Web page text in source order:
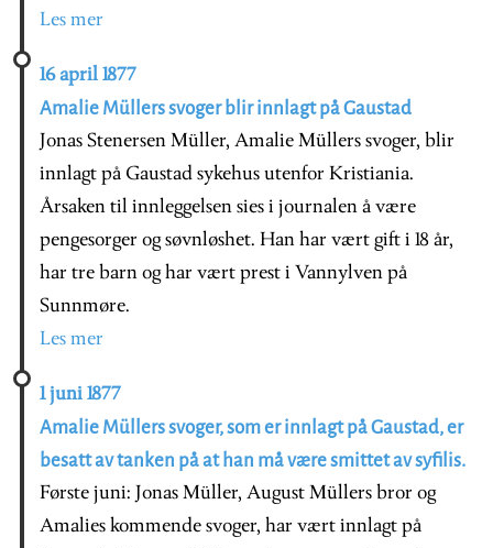
Les mer
16 april 1877
Amalie Müllers svoger blir innlagt på Gaustad
Jonas Stenersen Müller, Amalie Müllers svoger, blir
innlagt på Gaustad sykehus utenfor Kristiania.
Årsaken til innleggelsen sies i journalen å være
pengesorger og søvnløshet. Han har vært gift i 18 år,
har tre barn og har vært prest i Vannylven på
Sunnmøre.
Les mer
1 juni 1877
Amalie Müllers svoger, som er innlagt på Gaustad, er
besatt av tanken på at han må være smittet av syfilis.
Første juni: Jonas Müller, August Müllers bror og
Amalies kommende svoger, har vært innlagt på